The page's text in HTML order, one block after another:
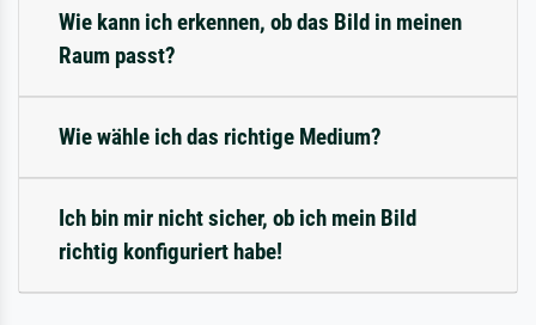
Wie kann ich erkennen, ob das Bild in meinen
Raum passt?
Wie wähle ich das richtige Medium?
Ich bin mir nicht sicher, ob ich mein Bild
richtig konfiguriert habe!